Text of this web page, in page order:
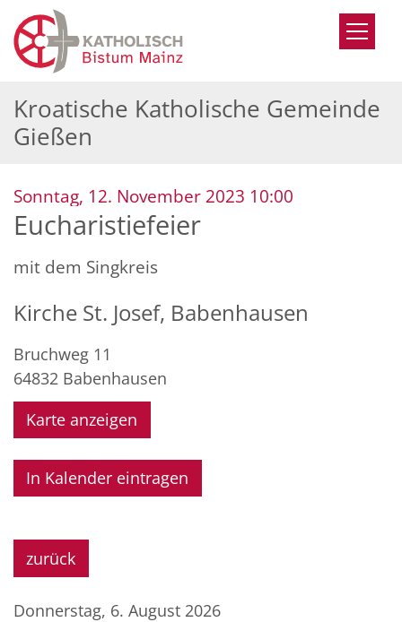
Zum Inhalt springen
Kroatische Katholische Gemeinde
Gießen
Sonntag, 12. November 2023 10:00
Eucharistiefeier
mit dem Singkreis
Kirche St. Josef, Babenhausen
Bruchweg 11
64832 Babenhausen
Karte anzeigen
In Kalender eintragen
zurück
Donnerstag, 6. August 2026